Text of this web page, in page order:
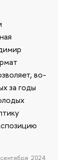
во-
за годы
2024